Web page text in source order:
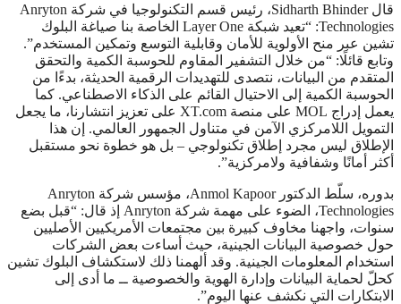
قال Sidharth Bhinder، رئيس قسم التكنولوجيا في شركة Anryton
Technologies
: “تعيد شبكة Layer One الخاصة بنا صياغة البلوك
تشين عبر منح الأولوية للأمان وقابلية التوسع وتمكين المستخدم”.
وتابع قائلًا: “من خلال التشفير المقاوم للحوسبة الكمية والتحقق
المتقدم من البيانات، نتصدى للتهديدات الرقمية الحديثة، بدءًا من
الحوسبة الكمية إلى الاحتيال القائم على الذكاء الاصطناعي. كما
يعمل إدراج MOL على منصة XT.com على تعزيز انتشارنا، ما يجعل
التمويل اللامركزي الآمن في متناول الجمهور العالمي. إن هذا
الإطلاق ليس مجرد إطلاق تكنولوجي – بل هو خطوة نحو مستقبل
أكثر أمانًا وشفافية ولامركزية”.
بدوره، سلّط الدكتور Anmol Kapoor، مؤسس شركة Anryton
Technologies
، الضوء على مهمة شركة Anryton إذ قال: “قبل بضع
سنوات، واجهنا مخاوف كبيرة بين مجتمعات الأمريكيين الأصليين
حول خصوصية البيانات الجينية، حيث أساءت بعض الشركات
استخدام المعلومات الجينية. وقد ألهمنا ذلك لاستكشاف البلوك تشين
كحلّ لحماية البيانات وإدارة الهوية والخصوصية ــ ما أدى إلى
الابتكارات التي نكشف عنها اليوم”.